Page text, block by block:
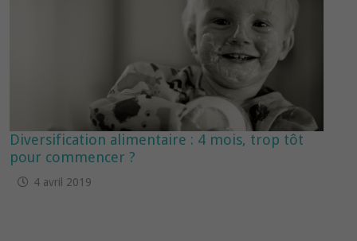
Diversification alimentaire : 4 mois, trop tôt
pour commencer ?
4 avril 2019